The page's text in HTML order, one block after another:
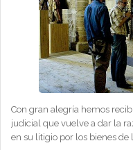
Con gran alegría hemos
judicial que vuelve a dar la
en su litigio por los bienes de